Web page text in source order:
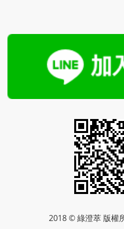
2018 © 綠澄萃 版權